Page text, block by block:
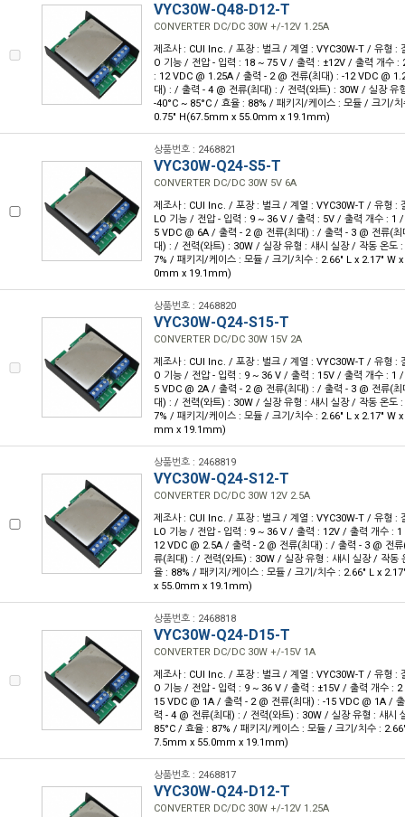
VYC30W-Q48-D12-T
CONVERTER DC/DC 30W +/-12V 1.25A
제조사 : CUI Inc. / 포장 : 벌크 / 계열 : VYC30W-T / 유형 :
O 기능 / 전압 - 입력 : 18 ~ 75 V / 출력 : ±12V / 출력 개수 :
: 12 VDC @ 1.25A / 출력 - 2 @ 전류(최대) : -12 VDC @
대) : / 출력 - 4 @ 전류(최대) : / 전력(와트) : 30W / 실장 유
-40°C ~ 85°C / 효율 : 88% / 패키지/케이스 : 모듈 / 크기/
0.75" H(67.5mm x 55.0mm x 19.1mm)
상품번호 : 2468821
VYC30W-Q24-S5-T
CONVERTER DC/DC 30W 5V 6A
제조사 : CUI Inc. / 포장 : 벌크 / 계열 : VYC30W-T / 유형 :
LO 기능 / 전압 - 입력 : 9 ~ 36 V / 출력 : 5V / 출력 개수 : 1
5 VDC @ 6A / 출력 - 2 @ 전류(최대) : / 출력 - 3 @ 전류(
대) : / 전력(와트) : 30W / 실장 유형 : 섀시 실장 / 작동 온도
7% / 패키지/케이스 : 모듈 / 크기/치수 : 2.66" L x 2.17" W
0mm x 19.1mm)
상품번호 : 2468820
VYC30W-Q24-S15-T
CONVERTER DC/DC 30W 15V 2A
제조사 : CUI Inc. / 포장 : 벌크 / 계열 : VYC30W-T / 유형 :
O 기능 / 전압 - 입력 : 9 ~ 36 V / 출력 : 15V / 출력 개수 : 1
5 VDC @ 2A / 출력 - 2 @ 전류(최대) : / 출력 - 3 @ 전류(
대) : / 전력(와트) : 30W / 실장 유형 : 섀시 실장 / 작동 온도
7% / 패키지/케이스 : 모듈 / 크기/치수 : 2.66" L x 2.17" W
mm x 19.1mm)
상품번호 : 2468819
VYC30W-Q24-S12-T
CONVERTER DC/DC 30W 12V 2.5A
제조사 : CUI Inc. / 포장 : 벌크 / 계열 : VYC30W-T / 유형 :
LO 기능 / 전압 - 입력 : 9 ~ 36 V / 출력 : 12V / 출력 개수 :
12 VDC @ 2.5A / 출력 - 2 @ 전류(최대) : / 출력 - 3 @ 전
류(최대) : / 전력(와트) : 30W / 실장 유형 : 섀시 실장 / 작동
율 : 88% / 패키지/케이스 : 모듈 / 크기/치수 : 2.66" L x
x 55.0mm x 19.1mm)
상품번호 : 2468818
VYC30W-Q24-D15-T
CONVERTER DC/DC 30W +/-15V 1A
제조사 : CUI Inc. / 포장 : 벌크 / 계열 : VYC30W-T / 유형 :
O 기능 / 전압 - 입력 : 9 ~ 36 V / 출력 : ±15V / 출력 개수 :
15 VDC @ 1A / 출력 - 2 @ 전류(최대) : -15 VDC @ 1A /
력 - 4 @ 전류(최대) : / 전력(와트) : 30W / 실장 유형 : 섀시
85°C / 효율 : 87% / 패키지/케이스 : 모듈 / 크기/치수 :
7.5mm x 55.0mm x 19.1mm)
상품번호 : 2468817
VYC30W-Q24-D12-T
CONVERTER DC/DC 30W +/-12V 1.25A